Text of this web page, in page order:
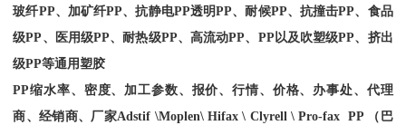
玻纤PP、加矿纤PP、抗静电PP透明PP、耐候PP、抗撞击PP、食品
级PP、医用级PP、耐热级PP、高流动PP、PP以及吹塑级PP、挤出
级PP等通用塑胶
PP缩水率、密度、加工参数、报价、行情、价格、办事处、代理
商、经销商、厂家Adstif \Moplen\ Hifax \ Clyrell \ Pro-fax PP （巴